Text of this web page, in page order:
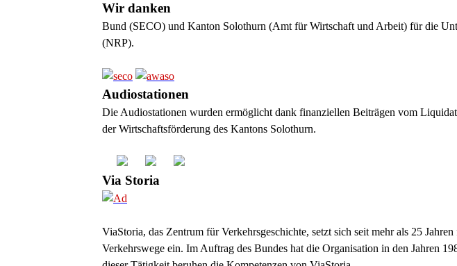
Wir danken
Bund (SECO) und Kanton Solothurn (Amt für Wirtschaft und Arbeit) für die
(NRP).
Audiostationen
Die Audiostationen wurden ermöglicht dank finanziellen Beiträgen vom
der Wirtschaftsförderung des Kantons Solothurn.
Via Storia
ViaStoria, das Zentrum für Verkehrsgeschichte, setzt sich seit mehr als 25
Verkehrswege ein. Im Auftrag des Bundes hat die Organisation in den Jahren